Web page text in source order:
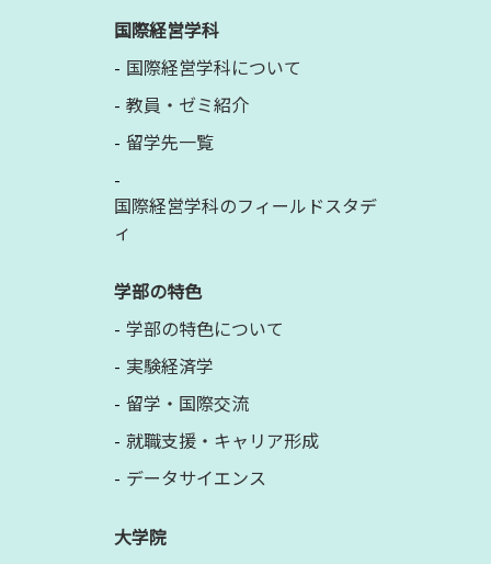
国際経営学科
国際経営学科について
教員・ゼミ紹介
留学先一覧
国際経営学科のフィールドスタデ
ィ
学部の特色
学部の特色について
実験経済学
留学・国際交流
就職支援・キャリア形成
データサイエンス
大学院